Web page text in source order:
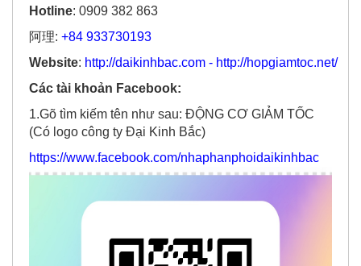
阿理:+84 933730193
Website: http://daikinhbac.com
Các tài khoản Facebook:
1.Gõ tìm kiếm tên như sau: ĐỘNG CƠ GIẢM TỐC
(Có logo công ty Đại Kinh Bắc)
https://www.facebook.com/nhaphanphoidaikinhbac